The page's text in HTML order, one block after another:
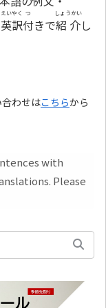
英訳
えいやく
付
つ
きで紹介
しょうかい
し
わせはこちらから
with
Please